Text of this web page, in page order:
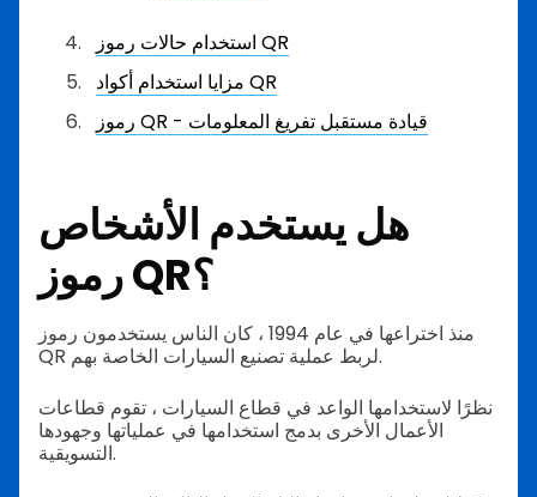
استخدام حالات رموز QR
مزايا استخدام أكواد QR
رموز QR - قيادة مستقبل تفريغ المعلومات
هل يستخدم الأشخاص
رموز QR؟
منذ اختراعها في عام 1994 ، كان الناس يستخدمون رموز
QR لربط عملية تصنيع السيارات الخاصة بهم.
نظرًا لاستخدامها الواعد في قطاع السيارات ، تقوم قطاعات
الأعمال الأخرى بدمج استخدامها في عملياتها وجهودها
التسويقية.